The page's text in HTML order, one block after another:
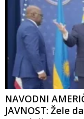
NAVODNI
JAVNOST: Žele